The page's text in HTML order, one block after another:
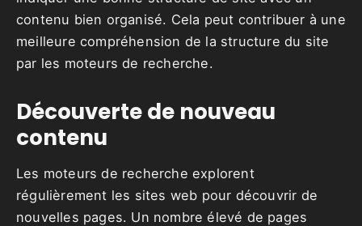
contenu bien organisé. Cela peut contribuer à une
meilleure compréhension de la structure du site
par les moteurs de recherche.
Découverte de nouveau
contenu
Les moteurs de recherche explorent
régulièrement les sites web pour découvrir de
nouvelles pages. Un nombre élevé de pages